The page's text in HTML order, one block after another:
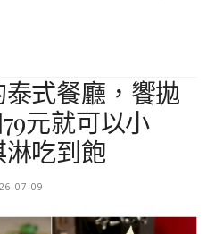
式餐廳，饗拋
元就可以小
吃到飽
07-09